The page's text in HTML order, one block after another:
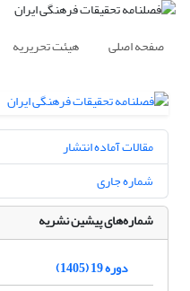
صفحه اصلی هیئت تحریریه
مقالات آماده انتشار
شماره جاری
شماره‌های پیشین نشریه
دوره 19 (1405)